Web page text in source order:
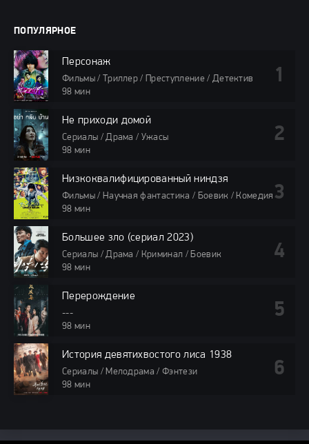
ПОПУЛЯРНОЕ
Персонаж
Фильмы / Триллер / Преступление / Детектив
98 мин
Не приходи домой
Сериалы / Драма / Ужасы
98 мин
Низкоквалифицированный ниндзя
Фильмы / Научная фантастика / Боевик / Комедия
98 мин
Большее зло (сериал 2023)
Сериалы / Драма / Криминал / Боевик
98 мин
Перерождение
---
98 мин
История девятихвостого лиса 1938
Сериалы / Мелодрама / Фэнтези
98 мин